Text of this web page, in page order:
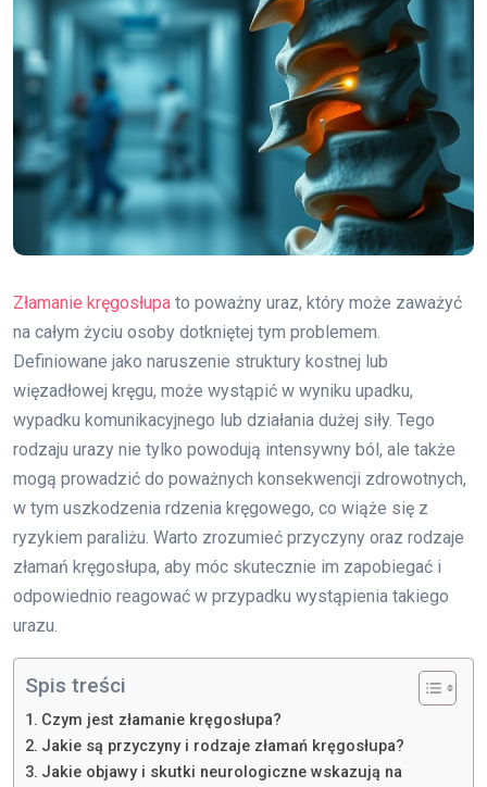
Złamanie kręgosłupa to poważny uraz, który może zaważyć
na całym życiu osoby dotkniętej tym problemem.
Definiowane jako naruszenie struktury kostnej lub
więzadłowej kręgu, może wystąpić w wyniku upadku,
wypadku komunikacyjnego lub działania dużej siły. Tego
rodzaju urazy nie tylko powodują intensywny ból, ale także
mogą prowadzić do poważnych konsekwencji zdrowotnych,
w tym uszkodzenia rdzenia kręgowego, co wiąże się z
ryzykiem paraliżu. Warto zrozumieć przyczyny oraz rodzaje
złamań kręgosłupa, aby móc skutecznie im zapobiegać i
odpowiednio reagować w przypadku wystąpienia takiego
urazu.
Spis treści
Czym jest złamanie kręgosłupa?
Jakie są przyczyny i rodzaje złamań kręgosłupa?
Jakie objawy i skutki neurologiczne wskazują na